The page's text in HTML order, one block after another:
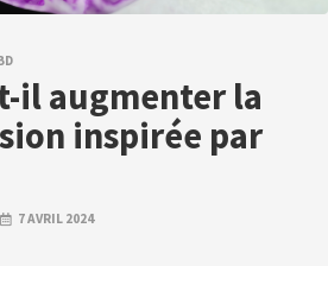
il augmenter la
inspirée par
7 AVRIL 2024